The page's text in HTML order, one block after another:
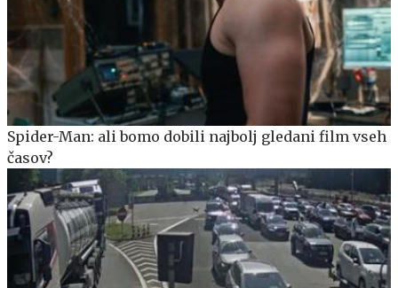
Spider-Man: ali bomo dobili najbolj gledani film vseh
časov?